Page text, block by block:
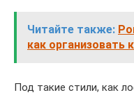
Читайте также:
как организовать
Под такие стили, как